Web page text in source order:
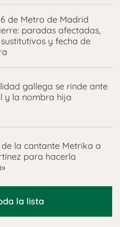
de Metro de Madrid
paradas afectadas,
y fecha de
gallega se rinde ante
y la nombra hija
la cantante Metrika a
para hacerla
la lista